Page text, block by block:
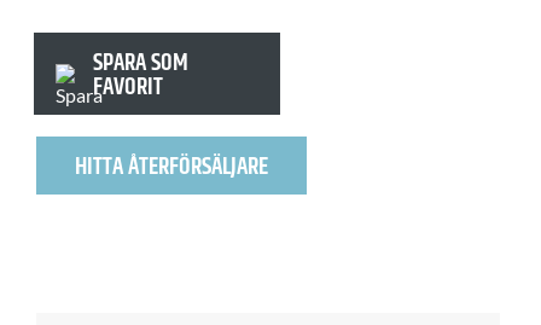
SPARA SOM
FAVORIT
HITTA ÅTERFÖRSÄLJARE